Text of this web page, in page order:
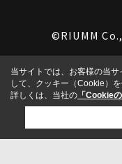
©RIUMM
当サイトでは、お客様の当
して、クッキー（Cookie）を
詳しくは、当社の 「Cookie